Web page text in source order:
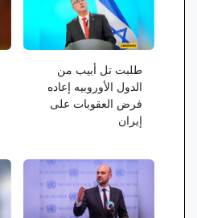
طلبت تل أبیب من
الدول الأوروبیه إعاده
فرض العقوبات على
إیران